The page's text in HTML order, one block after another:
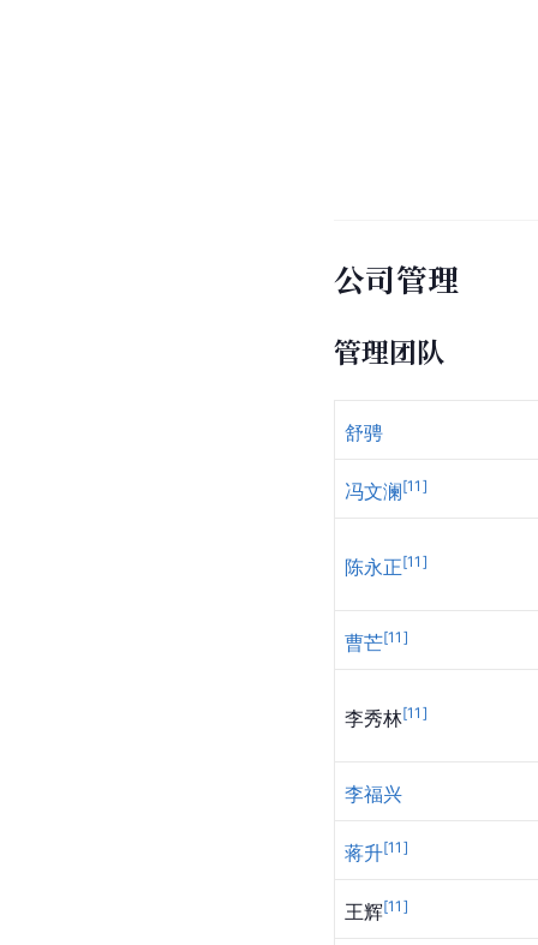
公司管理
管理团队
舒骋
冯文澜[11 ]
陈永正[11 ]
曹芒[11 ]
李秀林[11 ]
李福兴
蒋升[11 ]
王辉[11 ]